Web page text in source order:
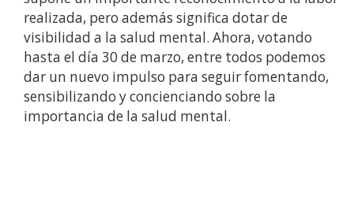
realizada, pero además significa dotar de
visibilidad a la salud mental. Ahora, votando
hasta el día 30 de marzo, entre todos podemos
dar un nuevo impulso para seguir fomentando,
sensibilizando y concienciando sobre la
importancia de la salud mental.